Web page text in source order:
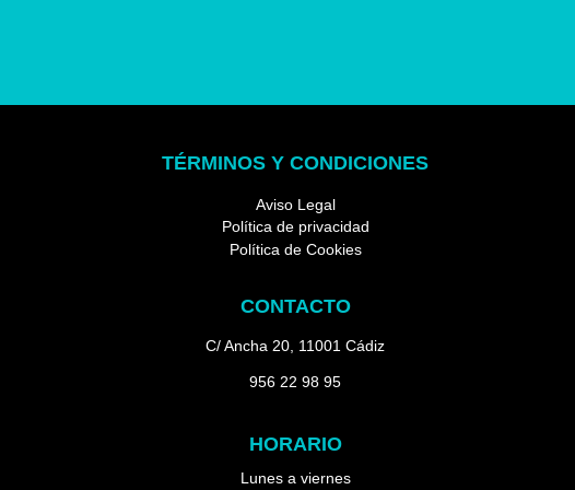
TÉRMINOS Y CONDICIONES
Aviso Legal
Política de privacidad
Política de Cookies
CONTACTO
C/ Ancha 20, 11001 Cádiz
956 22 98 95
HORARIO
Lunes a viernes